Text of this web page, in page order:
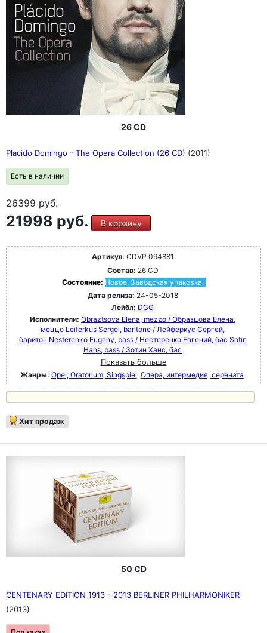
26 CD
Placido Domingo - The Opera Collection (26 CD) (2011)
Есть в наличии
26399руб.
21998 руб. В корзину
Артикул: CDVP 094881
Состав: 26 CD
Состояние: Новое. Заводская упаковка.
Дата релиза: 24-05-2018
Лейбл: DGG
Исполнители: Obraztsova Elena, mezzo / Образцова Елена,
меццо Leiferkus Sergei, baritone / Лейферкус Сергей,
баритон Nesterenko Eugeny, bass / Нестеренко Евгений, бас Sotin
Hans, bass / Зотин Ханс, бас
Показать больше
Жанры: Oper, Oratorium, Singspiel Опера, интермедия, серената
Хит продаж
50 CD
CENTENARY EDITION 1913 - 2013 BERLINER PHILHARMONIKER
(2013)